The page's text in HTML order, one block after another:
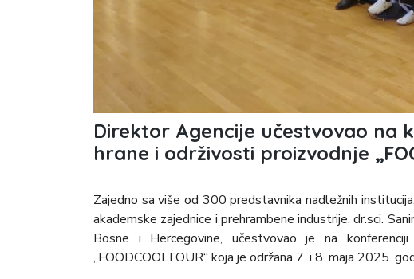
Direktor Agencije učestvovao na
hrane i održivosti proizvodnje
Zajedno sa više od 300 predstavnika nadležnih
akademske zajednice i prehrambene industrije, dr.sci.
Bosne i Hercegovine, učestvovao je na
„FOODCOOLTOUR“ koja je održana 7. i 8. maja 2025.